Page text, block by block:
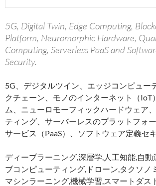
5G, Digital Twin, Edge Computing,
Platform, Neuromorphic Hardware,
Computing, Serverless PaaS and
Security.
5G、デジタルツイン、エッジコンピュー
クチェーン、モノのインターネット（IoT
ム、ニューロモーフィックハードウェア
ティング、サーバーレスのプラットフォ
サービス（PaaS）、ソフトウェア定義セ
ディープラーニング,深層学,人工知能,自動
ブコンピューティング,ドローン,タクソノ
マシンラーニング,機械学習,スマートダス